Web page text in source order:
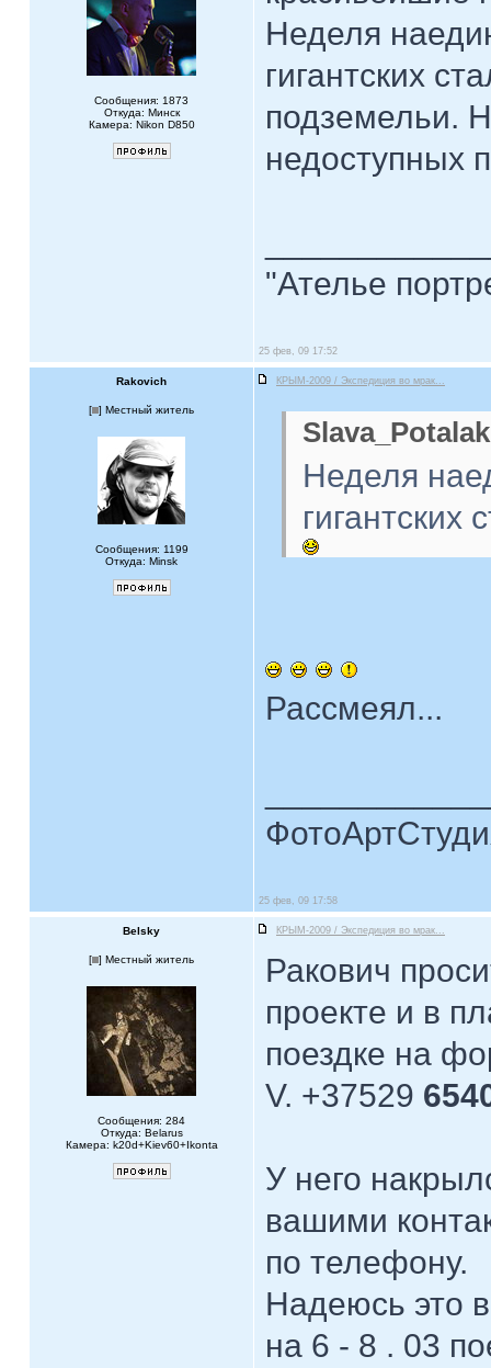
Сообщения: 1873
Откуда: Минск
Камера: Nikon D850
Неделя
гигантских
подземельи.
недоступных
"Ателье
25 фев, 09 17:52
Rakovich КРЫМ-2009 / Экспедиция во мрак...
[ ] Местный житель
Сообщения: 1199
Откуда: Minsk
Неделя
Рассмеял...
25 фев, 09 17:58
Belsky КРЫМ-2009 / Экспедиция во мрак...
[ ] Местный житель
Сообщения: 284
Откуда: Belarus
Камера: k20d+Kiev60+Ikonta
Ракович
проекте и в
поездке на
V. +37529
У него
вашими
по телефону.
Надеюсь это
на 6 - 8 . 03